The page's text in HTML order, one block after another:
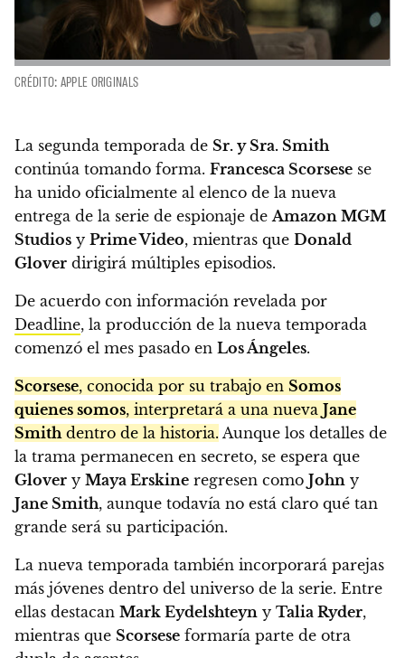
CRÉDITO: APPLE ORIGINALS
La segunda temporada de Sr. y Sra. Smith
continúa tomando forma. Francesca Scorsese se
ha unido oficialmente al elenco de la nueva
entrega de la serie de espionaje de Amazon MGM
Studios y Prime Video, mientras que Donald
Glover dirigirá múltiples episodios.
De acuerdo con información revelada por
Deadline, la producción de la nueva temporada
comenzó el mes pasado en Los Ángeles.
Scorsese, conocida por su trabajo en Somos
quienes somos, interpretará a una nueva Jane
Smith dentro de la historia. Aunque los detalles de
la trama permanecen en secreto, se espera que
Glover y Maya Erskine regresen como John y
Jane Smith, aunque todavía no está claro qué tan
grande será su participación.
La nueva temporada también incorporará parejas
más jóvenes dentro del universo de la serie. Entre
ellas destacan Mark Eydelshteyn y Talia Ryder,
mientras que Scorsese formaría parte de otra